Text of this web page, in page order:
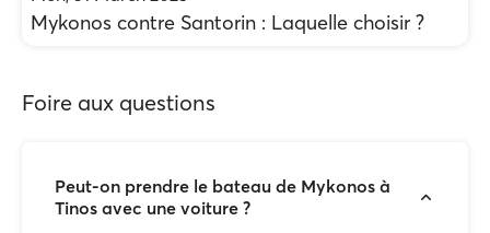
Mykonos contre Santorin : Laquelle choisir ?
Foire aux questions
Peut-on prendre le bateau de Mykonos à
Tinos avec une voiture ?